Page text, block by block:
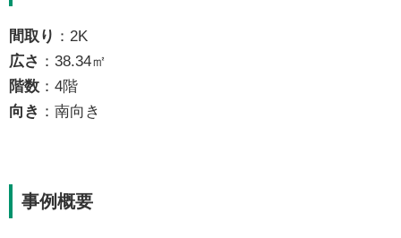
間取り ：2K
広さ ：38.34㎡
階数 ：4階
向き ：南向き
事例概要